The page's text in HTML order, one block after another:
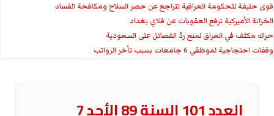
قوى حليفة للحكومة العراقية تتراجع عن حصر السلاح ومكافحة الفساد
الخزانة الأميركية ترفع العقوبات عن فلاي بغداد
حراك مكثف في العراق لمنع ردّ الفصائل على السعودية
وقفات احتجاجية لموظفي 6 جامعات بسبب تأخر الرواتب
العدد 101 السنة 89 الأحد 7